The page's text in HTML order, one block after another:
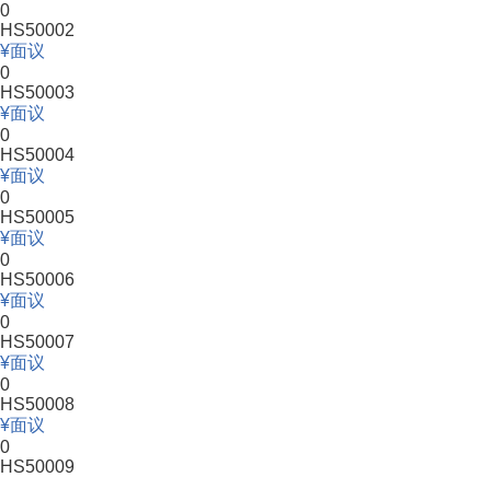
0
HS50002
面议
0
HS50003
面议
0
HS50004
面议
0
HS50005
面议
0
HS50006
面议
0
HS50007
面议
0
HS50008
面议
0
HS50009